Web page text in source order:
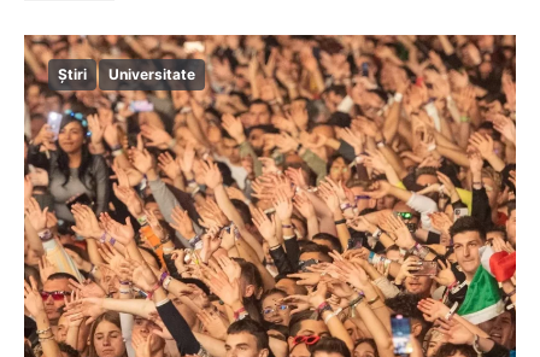
Știri Universitate